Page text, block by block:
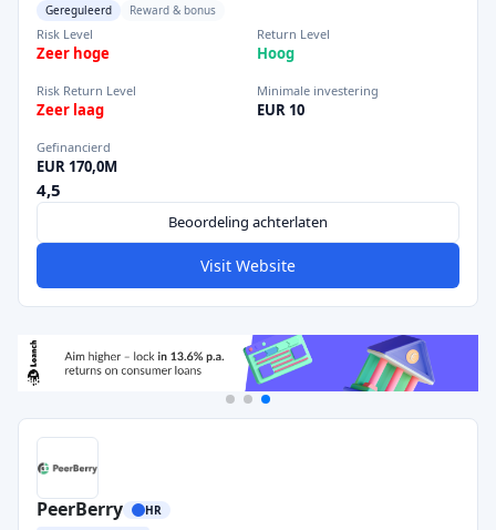
Gereguleerd Reward & bonus
Risk Level
Zeer hoge
Return Level
Hoog
Risk Return Level
Zeer laag
Minimale investering
EUR 10
Gefinancierd
EUR 170,0M
4,5
Beoordeling achterlaten
Visit Website
PeerBerry HR